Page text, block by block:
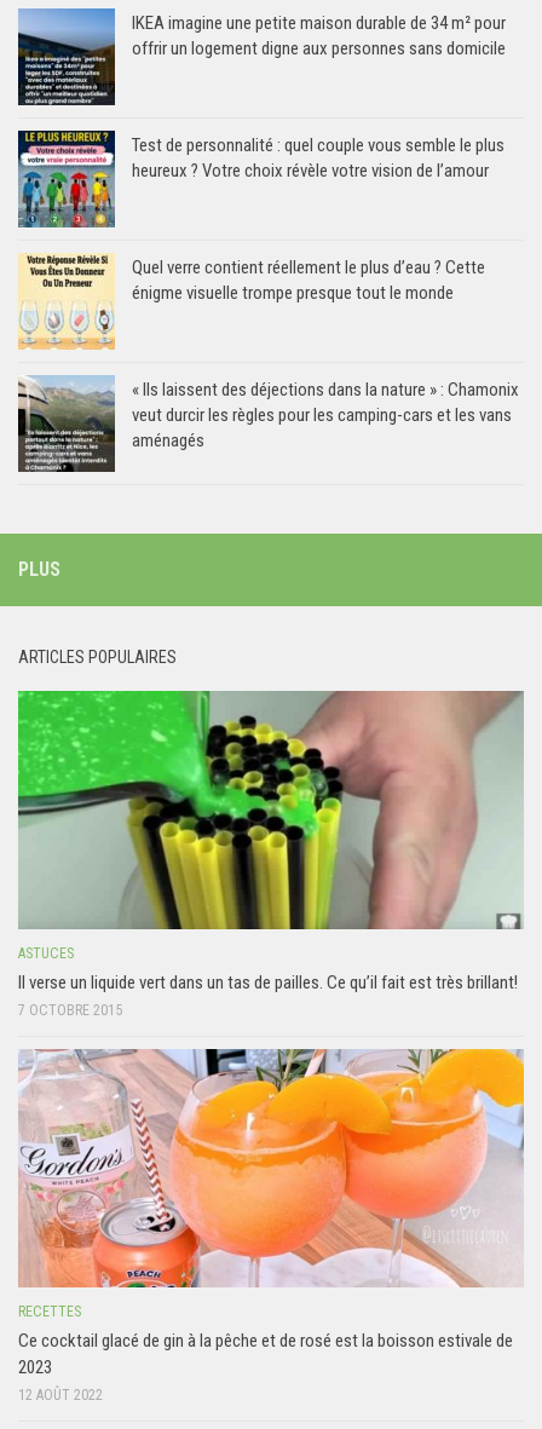
IKEA imagine une petite maison durable de 34 m² pour
offrir un logement digne aux personnes sans domicile
Test de personnalité : quel couple vous semble le plus
heureux ? Votre choix révèle votre vision de l’amour
Quel verre contient réellement le plus d’eau ? Cette
énigme visuelle trompe presque tout le monde
« Ils laissent des déjections dans la nature » : Chamonix
veut durcir les règles pour les camping-cars et les vans
aménagés
PLUS
ARTICLES POPULAIRES
ASTUCES
Il verse un liquide vert dans un tas de pailles. Ce qu’il fait est très brillant!
7 OCTOBRE 2015
RECETTES
Ce cocktail glacé de gin à la pêche et de rosé est la boisson estivale de
2023
12 AOÛT 2022